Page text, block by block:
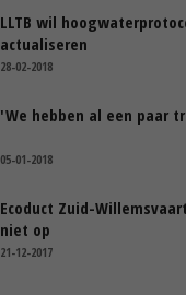
LLTB wil
actualiseren
28-02-2018
'We hebben al een paar
05-01-2018
Ecoduct Zuid-
niet op
21-12-2017